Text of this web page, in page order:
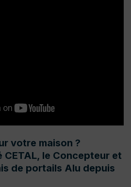
votre maison ?
CETAL, le Concepteur et
de portails Alu depuis